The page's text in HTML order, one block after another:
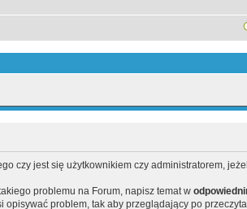
czy jest się użytkownikiem czy administratorem,
problemu na Forum, napisz temat w
problem, tak aby przeglądający po